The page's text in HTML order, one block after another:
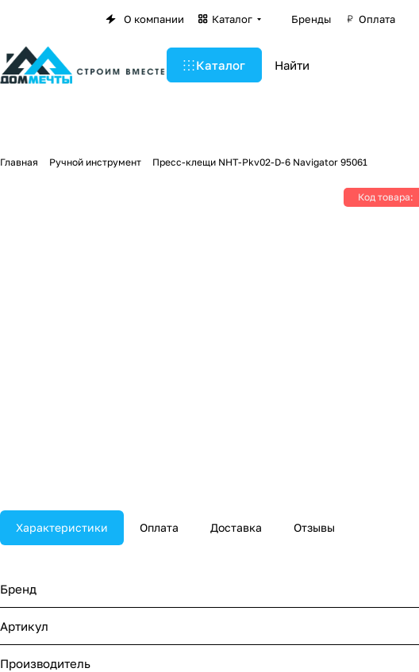
О компании Каталог Бренды Оплата
Каталог
Главная Ручной инструмент Пресс-клещи NHT-Pkv02-D-6 Navigator 95061
Код товара:
Характеристики Оплата Доставка Отзывы
Бренд
Артикул
Производитель